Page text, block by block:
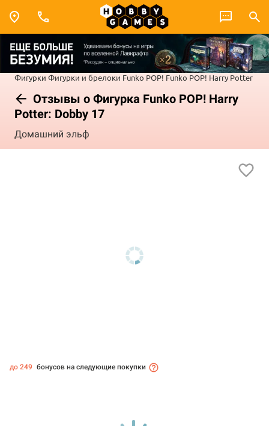
Фигурки Фигурки и брелоки Funko POP! Funko POP! Harry Potter
Отзывы о Фигурка Funko POP! Harry
Potter: Dobby 17
Домашний эльф
до 249 бонусов на следующие покупки